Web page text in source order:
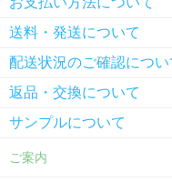
送料・発送について
配送状況のご確認につい
返品・交換について
サンプルについて
ご案内